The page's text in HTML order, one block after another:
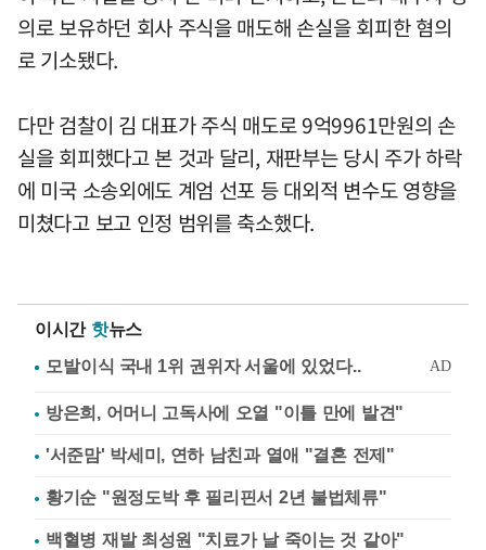
의로 보유하던 회사 주식을 매도해 손실을 회피한 혐의
로 기소됐다.
다만 검찰이 김 대표가 주식 매도로 9억9961만원의 손
실을 회피했다고 본 것과 달리, 재판부는 당시 주가 하락
에 미국 소송외에도 계엄 선포 등 대외적 변수도 영향을
미쳤다고 보고 인정 범위를 축소했다.
이시간 핫뉴스
방은희, 어머니 고독사에 오열 "이틀 만에 발견"
'서준맘' 박세미, 연하 남친과 열애 "결혼 전제"
황기순 "원정도박 후 필리핀서 2년 불법체류"
백혈병 재발 최성원 "치료가 날 죽이는 것 같아"